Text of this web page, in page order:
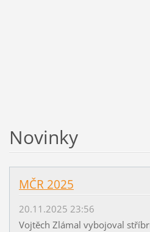
Novinky
MČR 2025
20.11.2025 23:56
Vojtěch Zlámal vybojoval